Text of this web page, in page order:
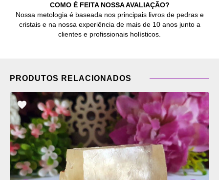
COMO É FEITA NOSSA AVALIAÇÃO?
Nossa metologia é baseada nos principais livros de pedras e
cristais e na nossa experiência de mais de 10 anos junto a
clientes e profissionais holísticos.
PRODUTOS RELACIONADOS
ADICIONAR
OS
FAVORITOS